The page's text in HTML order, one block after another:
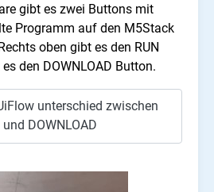
gibt es zwei Buttons mit
Programm auf den M5Stack
oben gibt es den RUN
den DOWNLOAD Button.
unterschied zwischen
und DOWNLOAD